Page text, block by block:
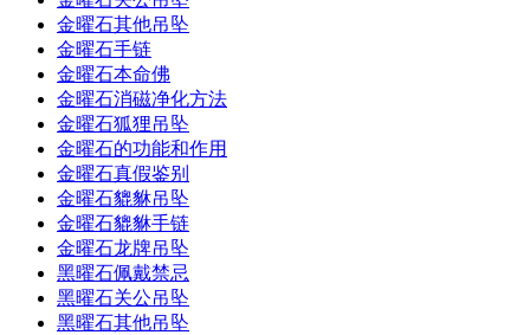
金曜石其他吊坠
金曜石手链
金曜石本命佛
金曜石消磁净化方法
金曜石狐狸吊坠
金曜石的功能和作用
金曜石真假鉴别
金曜石貔貅吊坠
金曜石貔貅手链
金曜石龙牌吊坠
黑曜石佩戴禁忌
黑曜石关公吊坠
黑曜石其他吊坠